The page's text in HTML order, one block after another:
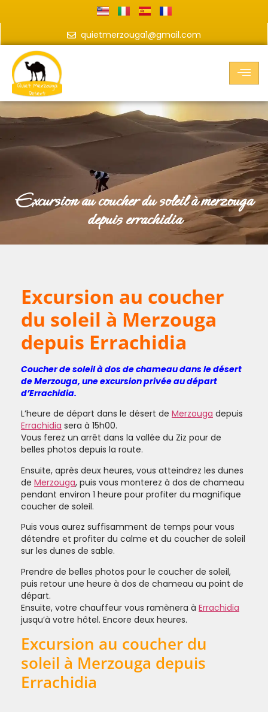
quietmerzouga1@gmail.com
excursion au coucher du soleil à merzouga
depuis errachidia
Excursion au coucher
du soleil à Merzouga
depuis Errachidia
Coucher de soleil à dos de chameau dans le désert
de Merzouga, une excursion privée au départ
d’Errachidia.
L’heure de départ dans le désert de Merzouga depuis
Errachidia sera à 15h00.
Vous ferez un arrêt dans la vallée du Ziz pour de
belles photos depuis la route.
Ensuite, après deux heures, vous atteindrez les dunes
de Merzouga, puis vous monterez à dos de chameau
pendant environ 1 heure pour profiter du magnifique
coucher de soleil.
Puis vous aurez suffisamment de temps pour vous
détendre et profiter du calme et du coucher de soleil
sur les dunes de sable.
Prendre de belles photos pour le coucher de soleil,
puis retour une heure à dos de chameau au point de
départ.
Ensuite, votre chauffeur vous ramènera à Errachidia
jusqu’à votre hôtel. Encore deux heures.
Excursion au coucher du
soleil à Merzouga depuis
Errachidia